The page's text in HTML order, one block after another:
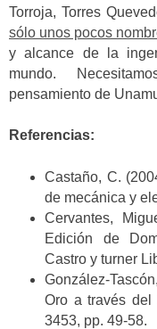
Torroja, Torres
sólo unos pocos
y alcance de la
mundo.
pensamiento de
Referencias:
Castaño, C.
de mecánica y
Cervantes,
Edición de
Castro y turner
González-
Oro a través del
3453, pp. 49-58.